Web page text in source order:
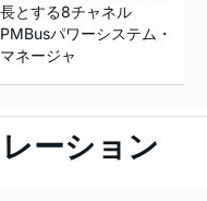
長とする8チャネル
PMBusパワーシステム・
マネージャ
ーション